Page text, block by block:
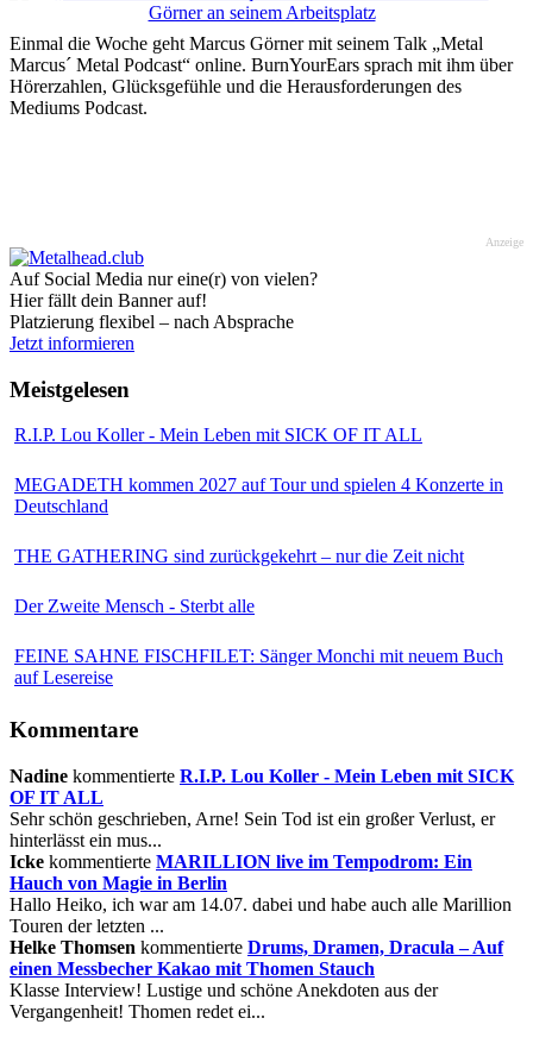
Einmal die Woche geht Marcus Görner mit seinem Talk „Metal
Marcus´ Metal Podcast“ online. BurnYourEars sprach mit ihm über
Hörerzahlen, Glücksgefühle und die Herausforderungen des
Mediums Podcast.
Anzeige
Auf Social Media nur eine(r) von vielen?
Hier fällt dein Banner auf!
Platzierung flexibel – nach Absprache
Jetzt informieren
Meistgelesen
R.I.P. Lou Koller - Mein Leben mit SICK OF IT ALL
MEGADETH kommen 2027 auf Tour und spielen 4 Konzerte in
Deutschland
THE GATHERING sind zurückgekehrt – nur die Zeit nicht
Der Zweite Mensch - Sterbt alle
FEINE SAHNE FISCHFILET: Sänger Monchi mit neuem Buch
auf Lesereise
Kommentare
Nadine kommentierte R.I.P. Lou Koller - Mein Leben mit SICK
OF IT ALL
Sehr schön geschrieben, Arne! Sein Tod ist ein großer Verlust, er
hinterlässt ein mus...
Icke kommentierte MARILLION live im Tempodrom: Ein
Hauch von Magie in Berlin
Hallo Heiko, ich war am 14.07. dabei und habe auch alle Marillion
Touren der letzten ...
Helke Thomsen kommentierte Drums, Dramen, Dracula – Auf
einen Messbecher Kakao mit Thomen Stauch
Klasse Interview! Lustige und schöne Anekdoten aus der
Vergangenheit! Thomen redet ei...